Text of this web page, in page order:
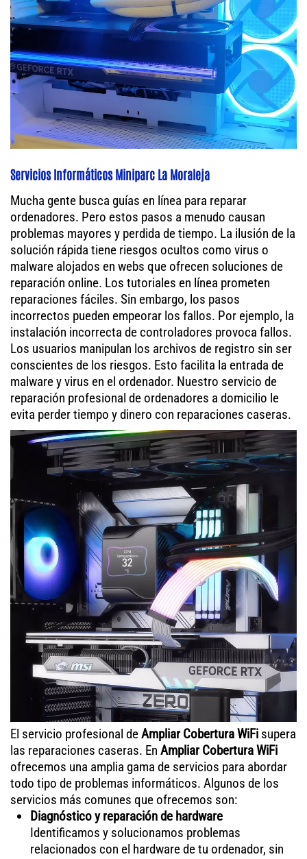
Servicios Informáticos Miniparc La Moraleja
Mucha gente busca guías en línea para reparar
ordenadores. Pero estos pasos a menudo causan
problemas mayores y perdida de tiempo. La ilusión de la
solución rápida tiene riesgos ocultos como virus o
malware alojados en webs que ofrecen soluciones de
reparación online. Los tutoriales en línea prometen
reparaciones fáciles. Sin embargo, los pasos
incorrectos pueden empeorar los fallos. Por ejemplo, la
instalación incorrecta de controladores provoca fallos.
Los usuarios manipulan los archivos de registro sin ser
conscientes de los riesgos. Esto facilita la entrada de
malware y virus en el ordenador. Nuestro servicio de
reparación profesional de ordenadores a domicilio le
evita perder tiempo y dinero con reparaciones caseras.
El servicio profesional deAmpliar Cobertura WiFi supera
las reparaciones caseras. En Ampliar Cobertura WiFi
ofrecemos una amplia gama de servicios para abordar
todo tipo de problemas informáticos. Algunos de los
servicios más comunes que ofrecemos son:
Diagnóstico y reparación de hardware
Identificamos y solucionamos problemas
relacionados con el hardware de tu ordenador, sin